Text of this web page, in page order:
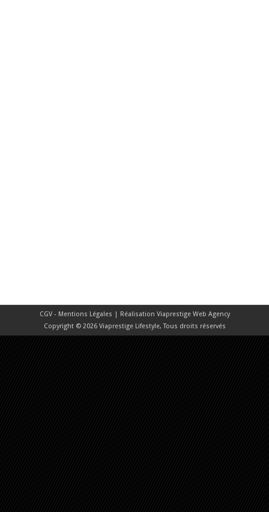
CGV - Mentions Légales | Réalisation Viaprestige Web Agency
Copyright © 2026 Viaprestige Lifestyle, Tous droits réservés